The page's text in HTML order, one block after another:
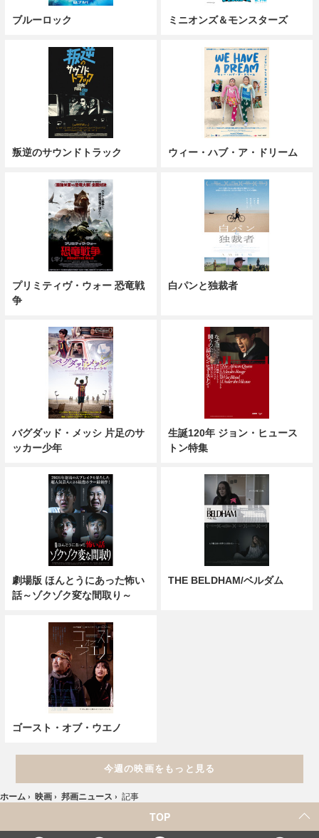
ブルーロック ミニオンズ＆モンスターズ
叛逆のサウンドトラック ウィー・ハブ・ア・ドリーム
プリミティヴ・ウォー 恐竜戦
争
白パンと独裁者
バグダッド・メッシ 片足のサ
ッカー少年
生誕120年 ジョン・ヒュース
トン特集
劇場版 ほんとうにあった怖い
話～ゾクゾク変な間取り～
THE BELDHAM/ベルダム
ゴースト・オブ・ウエノ
今週の映画をもっと見る
ホーム › 映画 › 邦画ニュース › 記事
TOP